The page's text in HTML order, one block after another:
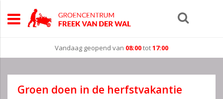
Vandaag geopend van 08:00tot17:00
Groen doen in de herfstvakantie